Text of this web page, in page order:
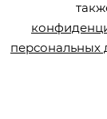
персональных